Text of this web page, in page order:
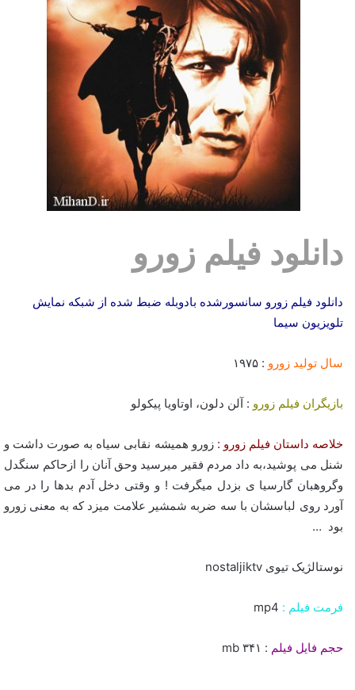
دانلود فیلم زورو
دانلود فیلم زورو سانسورشده بادوبله ضبط شده از شبکه نمایش
تلویزیون سیما
سال تولید زورو : ۱۹۷۵
بازیگران فیلم زورو : آلن دلون، اوتاویا پیکولو
خلاصه داستان فیلم زورو : زورو همیشه نقابی سیاه به صورت داشت و
شنل می پوشید،به داد مردم فقیر میرسید وحق آنان را ازحاکم سنگدل
وگروهبان گارسیا ی بزدل میگرفت ! و وقتی دخل آدم بدها را در می
آورد روی لباسشان با سه ضربه شمشیر علامت میزد که به معنی زورو
بود …
نوستالژیک تیوی nostaljiktv
فرمت فیلم :
حجم فایل فیلم : ۳۴۱ mb